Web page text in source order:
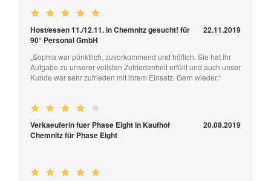
Host/essen 11./12.11. in Chemnitz gesucht! für
90° Personal GmbH
22.11.2019
„Sophia war pünktlich, zuvorkommend und höflich. Sie hat ihr
Aufgabe zu unserer vollsten Zufriedenheit erfüllt und auch unser
Kunde war sehr zufrieden mit ihrem Einsatz. Gern wieder.“
Verkaeuferin fuer Phase Eight in Kaufhof
Chemnitz für Phase Eight
20.08.2019